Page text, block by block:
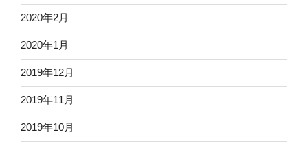
2020年2月
2020年1月
2019年12月
2019年11月
2019年10月